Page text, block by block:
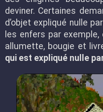
deviner. Certaines
d’objet expliqué nulle
les enfers par
allumette, bougie et
qui est expliqué nulle